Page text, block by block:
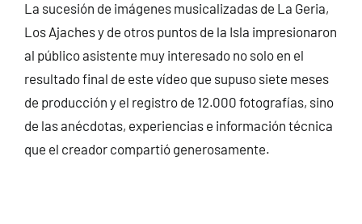
La sucesión de imágenes musicalizadas de La Geria,
Los Ajaches y de otros puntos de la Isla impresionaron
al público asistente muy interesado no solo en el
resultado final de este vídeo que supuso siete meses
de producción y el registro de 12.000 fotografías, sino
de las anécdotas, experiencias e información técnica
que el creador compartió generosamente.